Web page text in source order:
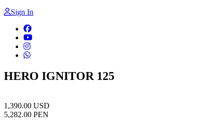
Sign In
HERO IGNITOR 125
1,390.00 USD
5,282.00 PEN